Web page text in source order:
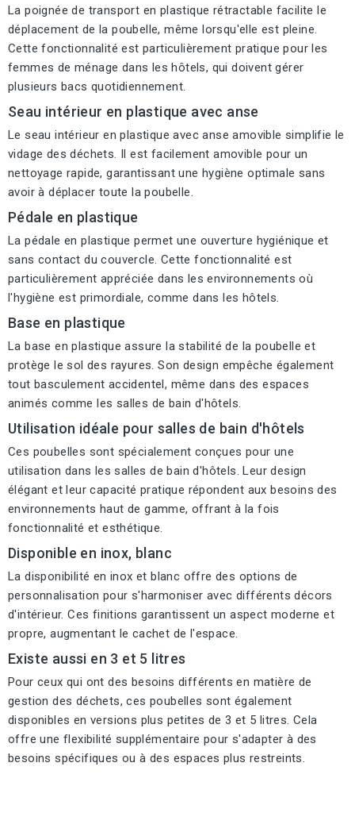
La poignée de transport en plastique rétractable facilite le
déplacement de la poubelle, même lorsqu'elle est pleine.
Cette fonctionnalité est particulièrement pratique pour les
femmes de ménage dans les hôtels, qui doivent gérer
plusieurs bacs quotidiennement.
Seau intérieur en plastique avec anse
Le seau intérieur en plastique avec anse amovible simplifie le
vidage des déchets. Il est facilement amovible pour un
nettoyage rapide, garantissant une hygiène optimale sans
avoir à déplacer toute la poubelle.
Pédale en plastique
La pédale en plastique permet une ouverture hygiénique et
sans contact du couvercle. Cette fonctionnalité est
particulièrement appréciée dans les environnements où
l'hygiène est primordiale, comme dans les hôtels.
Base en plastique
La base en plastique assure la stabilité de la poubelle et
protège le sol des rayures. Son design empêche également
tout basculement accidentel, même dans des espaces
animés comme les salles de bain d'hôtels.
Utilisation idéale pour salles de bain d'hôtels
Ces poubelles sont spécialement conçues pour une
utilisation dans les salles de bain d'hôtels. Leur design
élégant et leur capacité pratique répondent aux besoins des
environnements haut de gamme, offrant à la fois
fonctionnalité et esthétique.
Disponible en inox, blanc
La disponibilité en inox et blanc offre des options de
personnalisation pour s'harmoniser avec différents décors
d'intérieur. Ces finitions garantissent un aspect moderne et
propre, augmentant le cachet de l'espace.
Existe aussi en 3 et 5 litres
Pour ceux qui ont des besoins différents en matière de
gestion des déchets, ces poubelles sont également
disponibles en versions plus petites de 3 et 5 litres. Cela
offre une flexibilité supplémentaire pour s'adapter à des
besoins spécifiques ou à des espaces plus restreints.